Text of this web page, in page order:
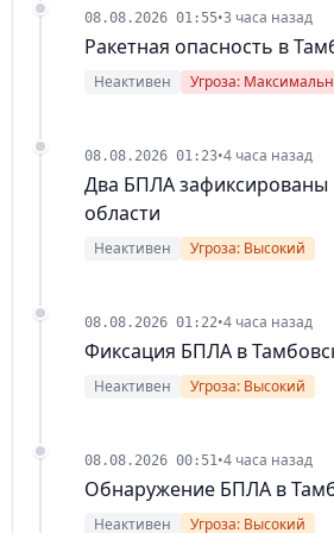
08.08.2026 01:55•3 часа назад
Ракетная опасность в
Неактивен Угроза:
08.08.2026 01:23•4 часа назад
Два БПЛА зафиксированы
области
Неактивен Угроза: Высокий
08.08.2026 01:22•4 часа назад
Фиксация БПЛА в
Неактивен Угроза: Высокий
08.08.2026 00:51•4 часа назад
Обнаружение БПЛА в
Неактивен Угроза: Высокий